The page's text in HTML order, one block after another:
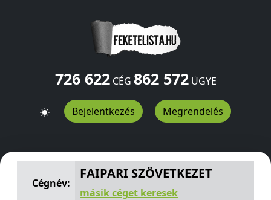
726 622CÉG 862 572ÜGYE
Bejelentkezés Megrendelés
FAIPARI SZÖVETKEZETipartelep u 12 Sátoraljaújhely
Cégnév:
FAIPARI SZÖVETKEZET
másik céget keresek